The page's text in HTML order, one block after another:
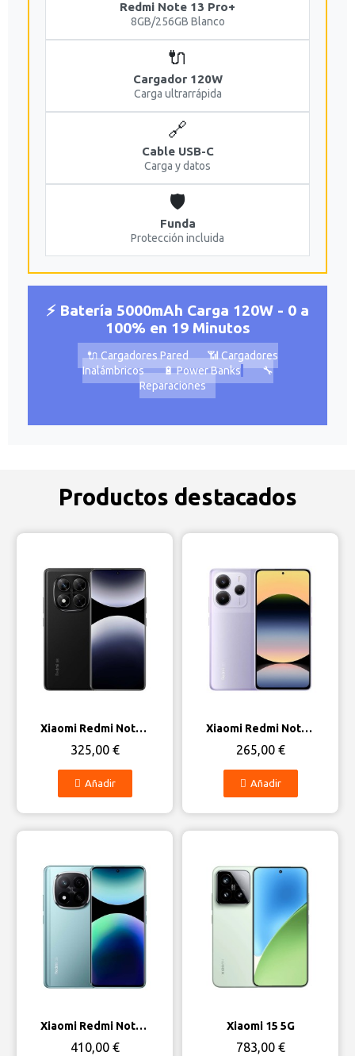
Redmi Note 13 Pro+
8GB/256GB Blanco
🔌
Cargador 120W
Carga ultrarrápida
🔗
Cable USB-C
Carga y datos
🛡️
Funda
Protección incluida
⚡ Batería 5000mAh Carga 120W - 0 a
100% en 19 Minutos
🔌 Cargadores Pared
📶 Cargadores
Inalámbricos
🔋 Power Banks
🔧
Reparaciones
Productos destacados
Vista rápida Xiaomi Redmi Note 14 Pro 5G
325,00 €
Añadir
Vista rápida Xiaomi Redmi Note 14 5G
265,00 €
Añadir
Vista rápida Xiaomi Redmi Note 14 Pro Plus 5G
410,00 €
Vista rápida
Xiaomi 15 5G
783,00 €